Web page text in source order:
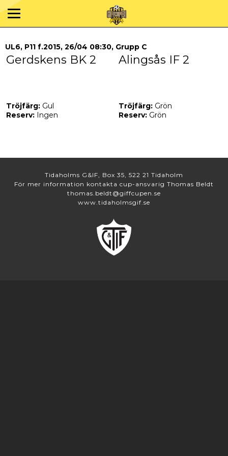
UL6, P11 f.2015, 26/04 08:30, Grupp C
Gerdskens BK 2 Alingsås IF 2
Tröjfärg: Gul
Reserv: Ingen
Tröjfärg: Grön
Reserv: Grön
Tidaholms G&IF, Box 35, 522 21 Tidaholm
För mer information kontakta cup-ansvarig Thomas Beldt
thomas.beldt@giffcupen.se
www.tidaholmsgif.se